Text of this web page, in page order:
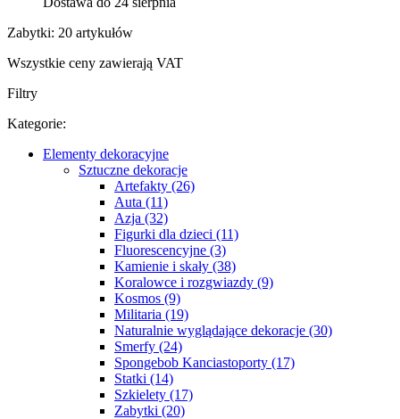
Zabytki: 20 artykułów
Wszystkie ceny zawierają VAT
Filtry
Kategorie:
Elementy dekoracyjne
Sztuczne dekoracje
Artefakty (26)
Auta (11)
Azja (32)
Figurki dla dzieci (11)
Fluorescencyjne (3)
Kamienie i skały (38)
Koralowce i rozgwiazdy (9)
Kosmos (9)
Militaria (19)
Naturalnie wyglądające dekoracje (30)
Smerfy (24)
Spongebob Kanciastoporty (17)
Statki (14)
Szkielety (17)
Zabytki (20)